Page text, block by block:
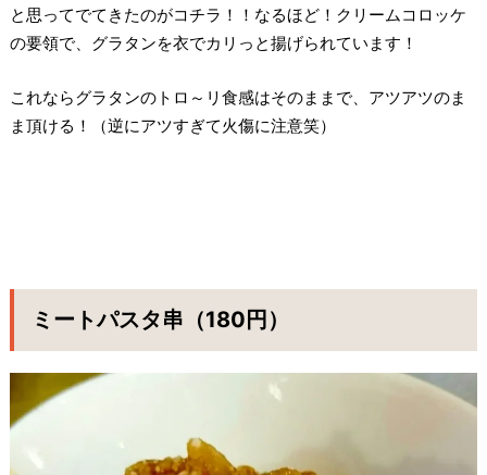
と思ってでてきたのがコチラ！！なるほど！クリームコロッケ
の要領で、グラタンを衣でカリっと揚げられています！
これならグラタンのトロ～リ食感はそのままで、アツアツのま
ま頂ける！（逆にアツすぎて火傷に注意笑）
ミートパスタ串（180円）